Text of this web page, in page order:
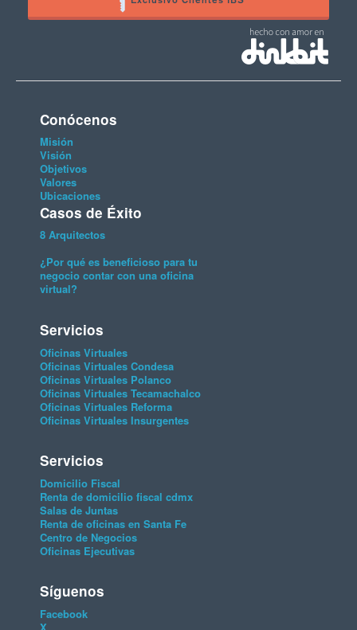
Conócenos
Misión
Visión
Objetivos
Valores
Ubicaciones
Casos de Éxito
8 Arquitectos
¿Por qué es beneficioso para tu
negocio contar con una oficina
virtual?
Servicios
Oficinas Virtuales
Oficinas Virtuales Condesa
Oficinas Virtuales Polanco
Oficinas Virtuales Tecamachalco
Oficinas Virtuales Reforma
Oficinas Virtuales Insurgentes
Servicios
Domicilio Fiscal
Renta de domicilio fiscal cdmx
Salas de Juntas
Renta de oficinas en Santa Fe
Centro de Negocios
Oficinas Ejecutivas
Síguenos
Facebook